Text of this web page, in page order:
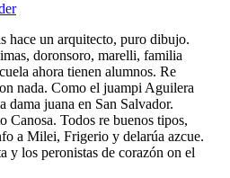
hace un arquitecto, puro dibujo.
doronsoro, marelli, familia
ahora tienen alumnos. Re
nada. Como el juampi Aguilera
dama juana en San Salvador.
Canosa. Todos re buenos tipos,
a Milei, Frigerio y delarúa azcue.
y los peronistas de corazón on el